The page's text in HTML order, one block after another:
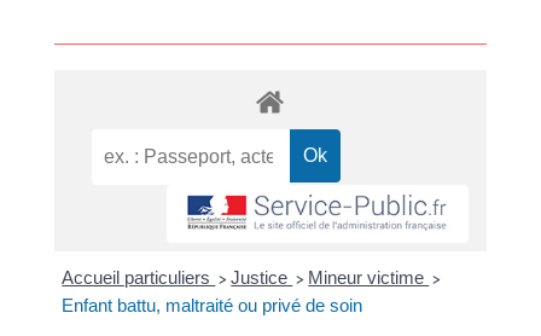
Accueil particuliers > Justice > Mineur victime >
Enfant battu, maltraité ou privé de soin